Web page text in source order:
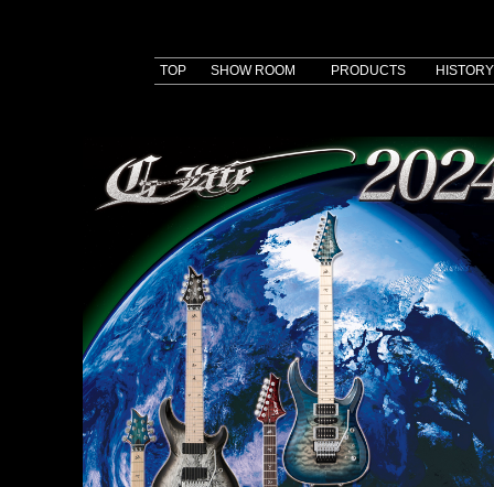
TOP SHOW ROOM PRODUCTS HISTORY